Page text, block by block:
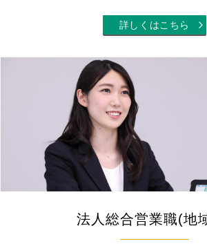
詳しくはこちら
法人総合営業職(地